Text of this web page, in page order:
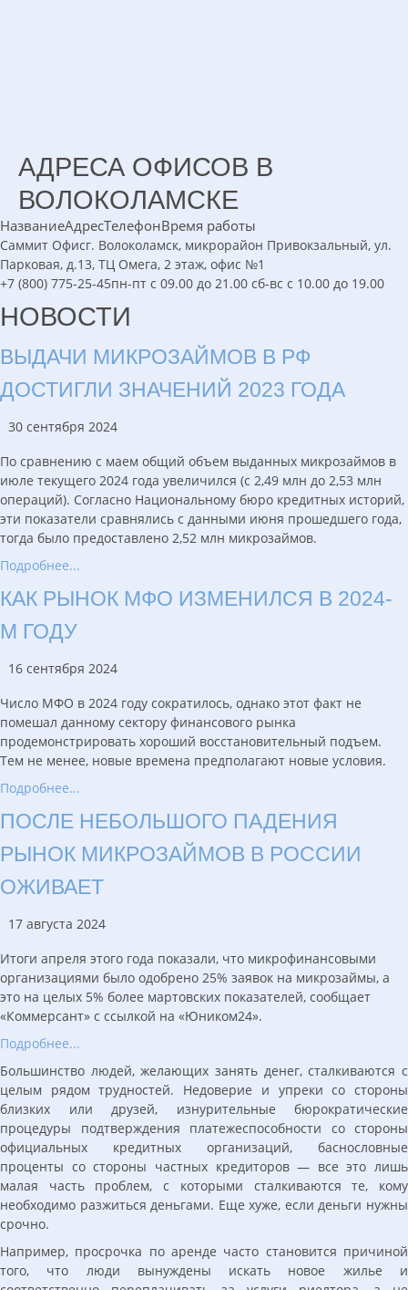
АДРЕСА ОФИСОВ В
ВОЛОКОЛАМСКЕ
НазваниеАдресТелефонВремя работы
Саммит Офисг. Волоколамск, микрорайон Привокзальный, ул.
Парковая, д.13, ТЦ Омега, 2 этаж, офис №1
+7 (800) 775-25-45пн-пт с 09.00 до 21.00 сб-вс с 10.00 до 19.00
НОВОСТИ
ВЫДАЧИ МИКРОЗАЙМОВ В РФ
ДОСТИГЛИ ЗНАЧЕНИЙ 2023 ГОДА
30 сентября 2024
По сравнению с маем общий объем выданных микрозаймов в
июле текущего 2024 года увеличился (с 2,49 млн до 2,53 млн
операций). Согласно Национальному бюро кредитных историй,
эти показатели сравнялись с данными июня прошедшего года,
тогда было предоставлено 2,52 млн микрозаймов.
Подробнее...
КАК РЫНОК МФО ИЗМЕНИЛСЯ В 2024-
М ГОДУ
16 сентября 2024
Число МФО в 2024 году сократилось, однако этот факт не
помешал данному сектору финансового рынка
продемонстрировать хороший восстановительный подъем.
Тем не менее, новые времена предполагают новые условия.
Подробнее...
ПОСЛЕ НЕБОЛЬШОГО ПАДЕНИЯ
РЫНОК МИКРОЗАЙМОВ В РОССИИ
ОЖИВАЕТ
17 августа 2024
Итоги апреля этого года показали, что микрофинансовыми
организациями было одобрено 25% заявок на микрозаймы, а
это на целых 5% более мартовских показателей, сообщает
«Коммерсант» с ссылкой на «Юником24».
Подробнее...
Большинство людей, желающих занять денег, сталкиваются с
целым рядом трудностей. Недоверие и упреки со стороны
близких или друзей, изнурительные бюрократические
процедуры подтверждения платежеспособности со стороны
официальных кредитных организаций, баснословные
проценты со стороны частных кредиторов — все это лишь
малая часть проблем, с которыми сталкиваются те, кому
необходимо разжиться деньгами. Еще хуже, если деньги нужны
срочно.
Например, просрочка по аренде часто становится причиной
того, что люди вынуждены искать новое жилье и